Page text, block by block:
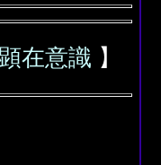
在意識 】